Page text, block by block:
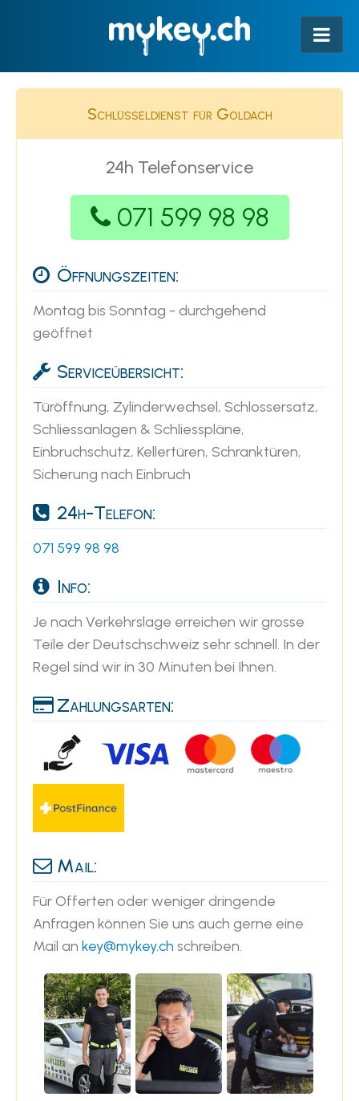
Schlüsseldienst für Goldach
24h Telefonservice
071 599 98 98
Öffnungszeiten:
Montag bis Sonntag - durchgehend
geöffnet
Serviceübersicht:
Türöffnung, Zylinderwechsel, Schlossersatz,
Schliessanlagen & Schliesspläne,
Einbruchschutz, Kellertüren, Schranktüren,
Sicherung nach Einbruch
24h-Telefon:
071 599 98 98
Info:
Je nach Verkehrslage erreichen wir grosse
Teile der Deutschschweiz sehr schnell. In der
Regel sind wir in 30 Minuten bei Ihnen.
Zahlungsarten:
Mail:
Für Offerten oder weniger dringende
Anfragen können Sie uns auch gerne eine
Mail an key@mykey.ch schreiben.